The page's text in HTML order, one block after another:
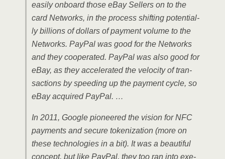
easi­ly onboard tho­se eBay Sel­lers on to the
card Net­works, in the pro­cess shif­ting poten­ti­al­
ly bil­li­ons of dol­lars of pay­ment volu­me to the
Net­works. Pay­Pal was good for the Net­works
and they coope­ra­ted. Pay­Pal was also good for
eBay, as they acce­le­ra­ted the velo­ci­ty of tran­
sac­tions by spee­ding up the pay­ment cycle, so
eBay acqui­red PayPal. …
In 2011, Goog­le pio­nee­red the visi­on for NFC
pay­ments and secu­re toke­niza­ti­on (more on
the­se tech­no­lo­gies in a bit). It was a beau­tiful
con­cept, but like Pay­Pal, they too ran into exe­